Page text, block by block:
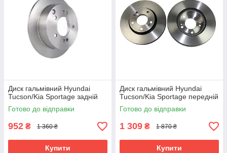
Диск гальмівний Hyundai
Tucson/Kia Sportage задній
Готово до відправки
952 ₴ 1 360 ₴
Купити
Диск гальмівний Hyundai
Tucson/Kia Sportage передній
Готово до відправки
1 309 ₴ 1 870 ₴
Купити